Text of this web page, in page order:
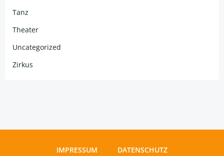
Tanz
Theater
Uncategorized
Zirkus
IMPRESSUM DATENSCHUTZ